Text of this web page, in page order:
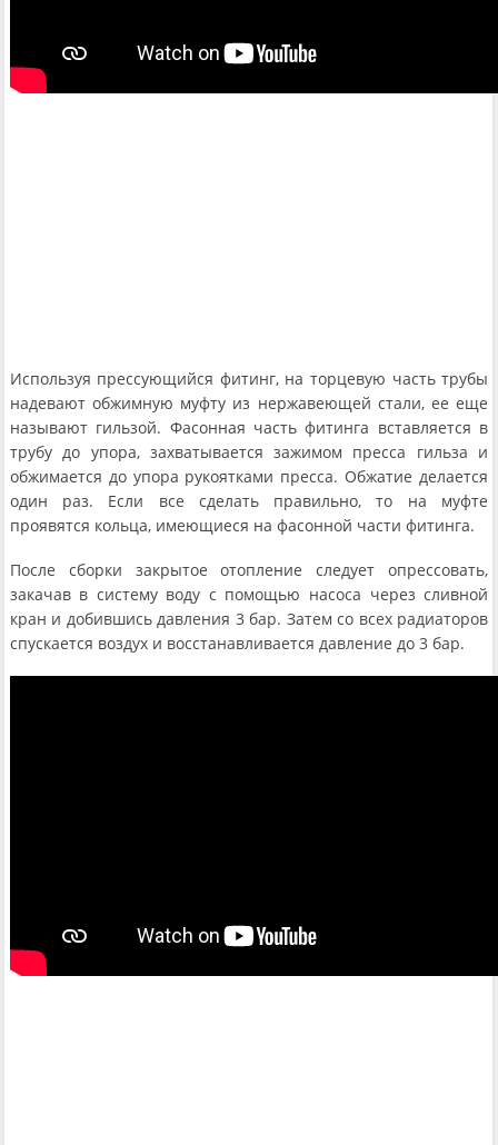
Используя прессующийся фитинг, на торцевую часть трубы
надевают обжимную муфту из нержавеющей стали, ее еще
называют гильзой. Фасонная часть фитинга вставляется в
трубу до упора, захватывается зажимом пресса гильза и
обжимается до упора рукоятками пресса. Обжатие делается
один раз. Если все сделать правильно, то на муфте
проявятся кольца, имеющиеся на фасонной части фитинга.
После сборки закрытое отопление следует опрессовать,
закачав в систему воду с помощью насоса через сливной
кран и добившись давления 3 бар. Затем со всех радиаторов
спускается воздух и восстанавливается давление до 3 бар.